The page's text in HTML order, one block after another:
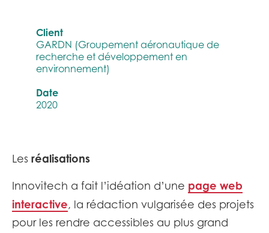
Client
GARDN (Groupement aéronautique de
recherche et développement en
environnement)
Date
2020
Les réalisations
Innovitech a fait l’idéation d’une page web
interactive, la rédaction vulgarisée des projets
pour les rendre accessibles au plus grand